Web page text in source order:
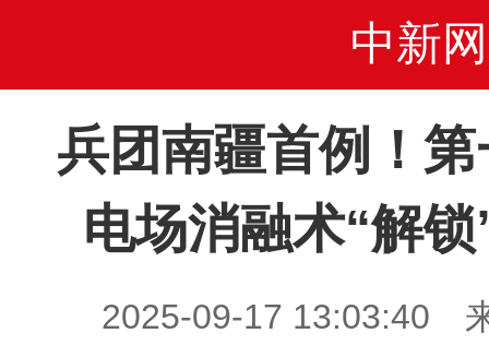
中新网
兵团南疆首例！
电场消融术“解
2025-09-17 13:03:40